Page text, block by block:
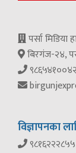
पर्सा मिडिया
बिरगंज-२४,
९८६५४१००४२
विज्ञापनका
९८१६२२२८५५